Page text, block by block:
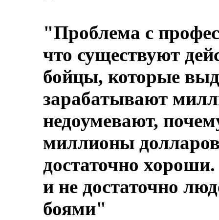
"Проблема с
что существуют
бойцы, которые
зарабатывают
недоумевают,
миллионы
достаточно
и не достаточно
боями"